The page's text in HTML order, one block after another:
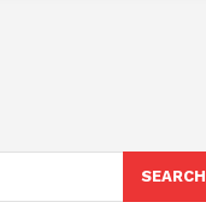
SEARCH